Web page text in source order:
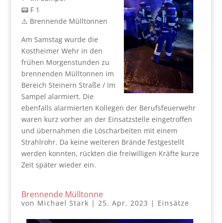
📟 F 1
⚠️ Brennende Mülltonnen
Am Samstag wurde die
Kostheimer Wehr in den
frühen Morgenstunden zu
brennenden Mülltonnen im
Bereich Steinern Straße / Im
Sampel alarmiert. Die
ebenfalls alarmierten Kollegen der Berufsfeuerwehr
waren kurz vorher an der Einsatzstelle eingetroffen
und übernahmen die Löscharbeiten mit einem
Strahlrohr. Da keine weiteren Brände festgestellt
werden konnten, rückten die freiwilligen Kräfte kurze
Zeit später wieder ein.
Brennende Mülltonne
von Michael Stark | 25. Apr. 2023 | Einsätze